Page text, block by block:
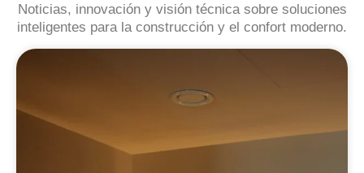
Noticias, innovación y visión técnica sobre soluciones
inteligentes para la construcción y el confort moderno.